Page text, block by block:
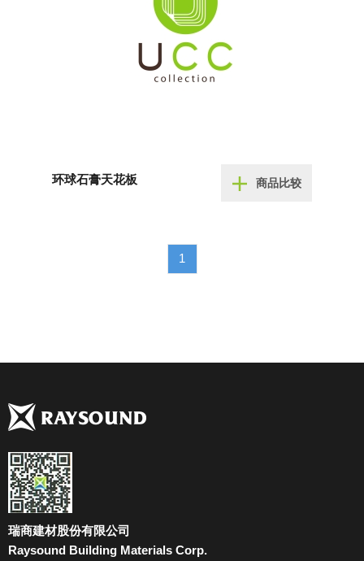
环球石膏天花板 商品比较
1
瑞商建材股份有限公司
Raysound Building Materials Corp.